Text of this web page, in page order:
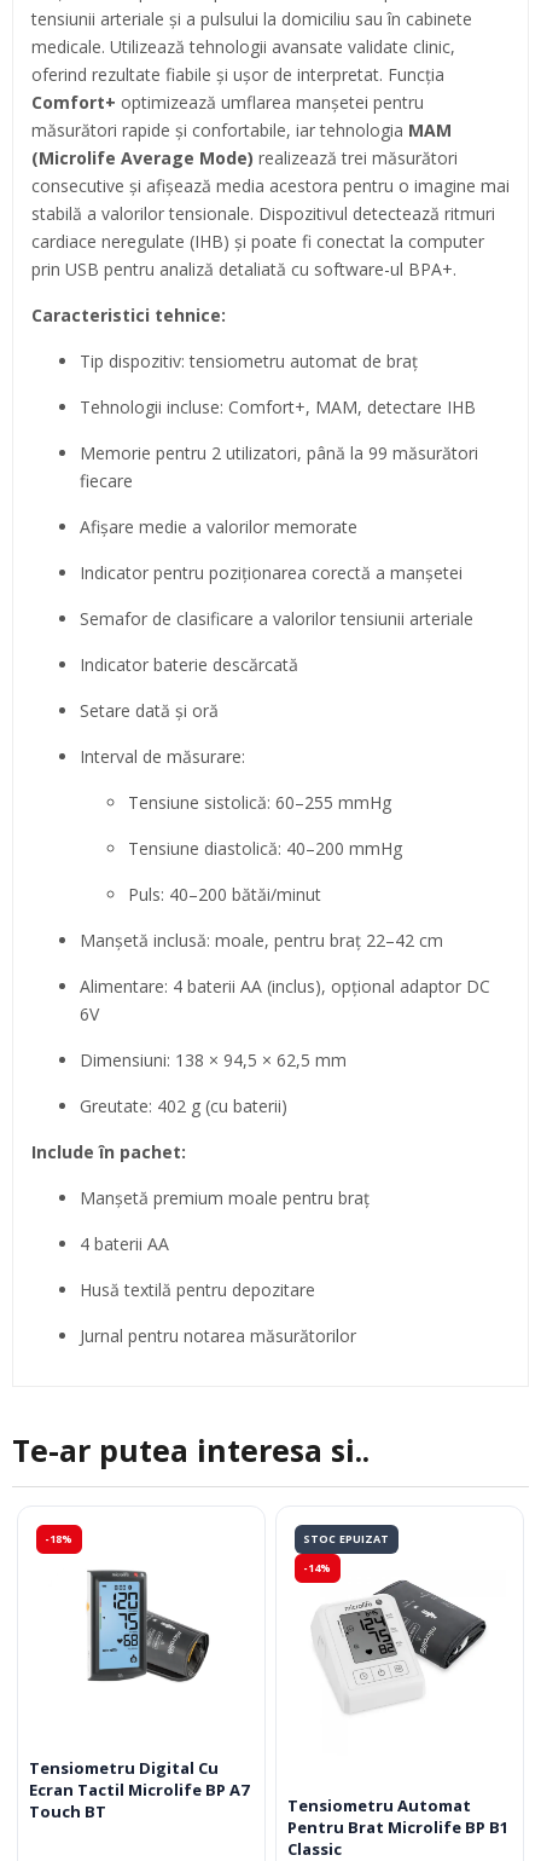
tensiunii arteriale și a pulsului la domiciliu sau în cabinete
medicale. Utilizează tehnologii avansate validate clinic,
oferind rezultate fiabile și ușor de interpretat. Funcția
Comfort+ optimizează umflarea manșetei pentru
măsurători rapide și confortabile, iar tehnologia MAM
(Microlife Average Mode) realizează trei măsurători
consecutive și afișează media acestora pentru o imagine mai
stabilă a valorilor tensionale. Dispozitivul detectează ritmuri
cardiace neregulate (IHB) și poate fi conectat la computer
prin USB pentru analiză detaliată cu software-ul BPA+.
Caracteristici tehnice:
Tip dispozitiv: tensiometru automat de braț
Tehnologii incluse: Comfort+, MAM, detectare IHB
Memorie pentru 2 utilizatori, până la 99 măsurători
fiecare
Afișare medie a valorilor memorate
Indicator pentru poziționarea corectă a manșetei
Semafor de clasificare a valorilor tensiunii arteriale
Indicator baterie descărcată
Setare dată și oră
Interval de măsurare:
Tensiune sistolică: 60–255 mmHg
Tensiune diastolică: 40–200 mmHg
Puls: 40–200 bătăi/minut
Manșetă inclusă: moale, pentru braț 22–42 cm
Alimentare: 4 baterii AA (inclus), opțional adaptor DC
6V
Dimensiuni: 138 × 94,5 × 62,5 mm
Greutate: 402 g (cu baterii)
Include în pachet:
Manșetă premium moale pentru braț
4 baterii AA
Husă textilă pentru depozitare
Jurnal pentru notarea măsurătorilor
Te-ar putea interesa si..
-18%
Tensiometru Digital Cu
Ecran Tactil Microlife BP A7
Touch BT
STOC EPUIZAT
-14%
Tensiometru Automat
Pentru Brat Microlife BP B1
Classic